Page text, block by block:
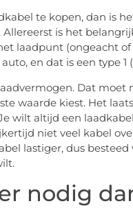
te kopen, dan is
is het
laadpunt (ongeacht
en dat is een type 1
Dat moet
waarde kiest. Het
wilt altijd een
niet veel kabel
lastiger, dus
nodig